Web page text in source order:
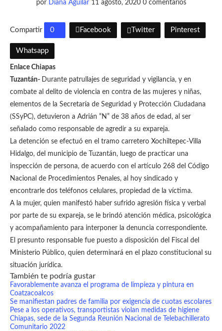
por Diana Aguilar 11 agosto, 2020 0 comentarios
Compartir 0 Facebook Twitter Pinterest
Whatsapp
Enlace Chiapas
Tuzantán- Durante patrullajes de seguridad y vigilancia, y en
combate al delito de violencia en contra de las mujeres y niñas,
elementos de la Secretaría de Seguridad y Protección Ciudadana
(SSyPC), detuvieron a Adrián “N” de 38 años de edad, al ser
señalado como responsable de agredir a su expareja.
La detención se efectuó en el tramo carretero Xochiltepec-Villa
Hidalgo, del municipio de Tuzantán, luego de practicar una
inspección de persona, de acuerdo con el artículo 268 del Código
Nacional de Procedimientos Penales, al hoy sindicado y
encontrarle dos teléfonos celulares, propiedad de la víctima.
A la mujer, quien manifestó haber sufrido agresión física y verbal
por parte de su expareja, se le brindó atención médica, psicológica
y acompañamiento para interponer la denuncia correspondiente.
El presunto responsable fue puesto a disposición del Fiscal del
Ministerio Público, quien determinará en el plazo constitucional su
situación jurídica.
También te podría gustar
Favorablemente avanza el programa de limpieza y pintura en
Coatzacoalcos
Se manifiestan padres de familia por exigencia de cuotas escolares
Pese a los operativos, transportistas violan medidas de higiene
Chiapas, sede de la Segunda Reunión Nacional de Telebachillerato
Comunitario 2022